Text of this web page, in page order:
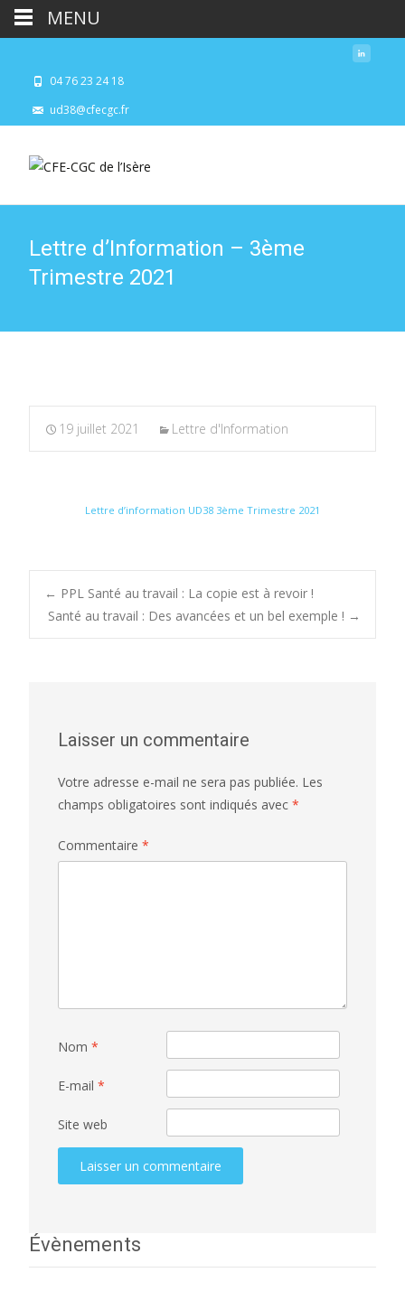
04 76 23 24 18
ud38@cfecgc.fr
Lettre d’Information – 3ème
Trimestre 2021
19 juillet 2021 Lettre d'Information
Lettre d’information UD38 3ème Trimestre 2021
Post
← PPL Santé au travail : La copie est à revoir !
Santé au travail : Des avancées et un bel exemple ! →
Laisser un commentaire
Votre adresse e-mail ne sera pas publiée. Les
champs obligatoires sont indiqués avec *
Commentaire *
Nom *
E-mail *
Site web
Évènements
MENU